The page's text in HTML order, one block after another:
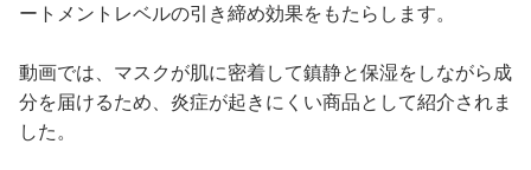
ートメントレベルの引き締め効果をもたらします。
動画では、マスクが肌に密着して鎮静と保湿をしながら成
分を届けるため、炎症が起きにくい商品として紹介されま
した。